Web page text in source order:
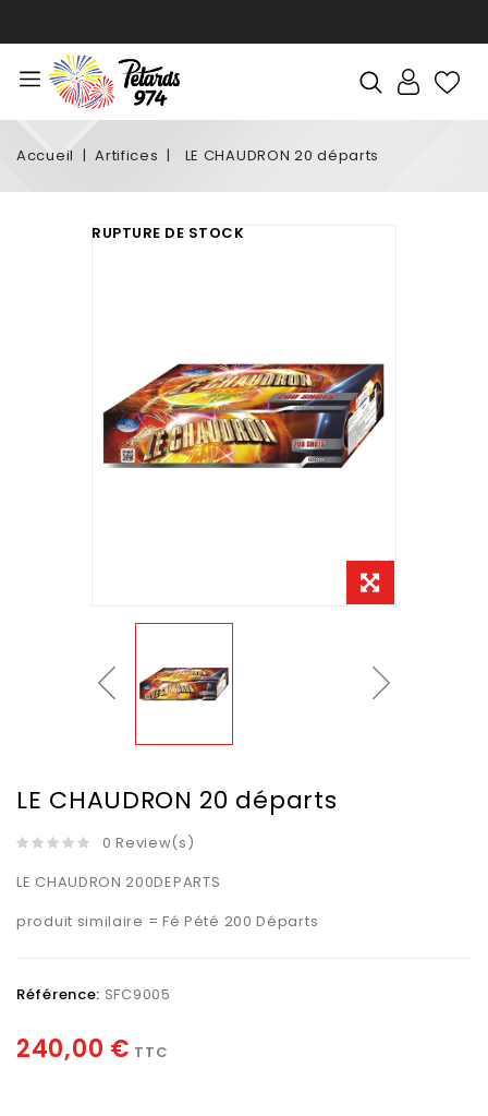
Accueil Artifices LE CHAUDRON 20 départs
RUPTURE DE STOCK
LE CHAUDRON 20 départs
0 Review(s)
LE CHAUDRON 200DEPARTS
produit similaire = Fé Pété 200 Départs
Référence: SFC9005
240,00 € TTC